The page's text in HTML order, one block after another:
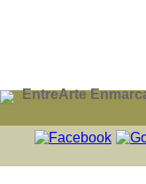
EntreArte